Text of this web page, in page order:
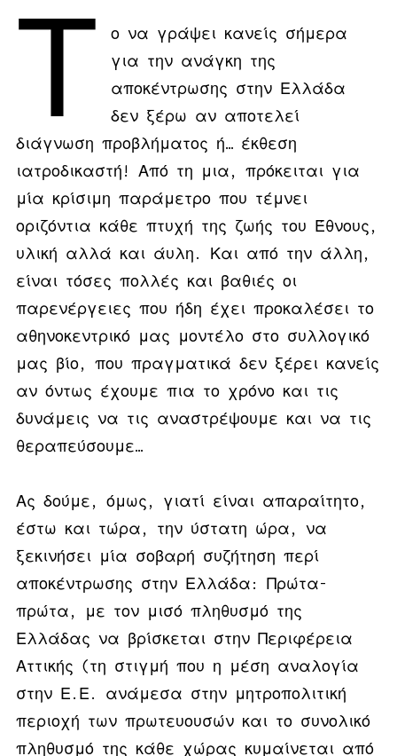
Τ
ο να γράψει κανείς σήμερα
για την ανάγκη της
αποκέντρωσης στην Ελλάδα
δεν ξέρω αν αποτελεί
διάγνωση προβλήματος ή… έκθεση
ιατροδικαστή! Από τη μια, πρόκειται για
μία κρίσιμη παράμετρο που τέμνει
οριζόντια κάθε πτυχή της ζωής του Έθνους,
υλική αλλά και άυλη. Και από την άλλη,
είναι τόσες πολλές και βαθιές οι
παρενέργειες που ήδη έχει προκαλέσει το
αθηνοκεντρικό μας μοντέλο στο συλλογικό
μας βίο, που πραγματικά δεν ξέρει κανείς
αν όντως έχουμε πια το χρόνο και τις
δυνάμεις να τις αναστρέψουμε και να τις
θεραπεύσουμε…
Ας δούμε, όμως, γιατί είναι απαραίτητο,
έστω και τώρα, την ύστατη ώρα, να
ξεκινήσει μία σοβαρή συζήτηση περί
αποκέντρωσης στην Ελλάδα:
Πρώτα-
πρώτα, με τον μισό πληθυσμό της
Ελλάδας να βρίσκεται στην Περιφέρεια
Αττικής (τη στιγμή που η μέση αναλογία
στην Ε.Ε. ανάμεσα στην μητροπολιτική
περιοχή των πρωτευουσών και το συνολικό
πληθυσμό της κάθε χώρας κυμαίνεται από